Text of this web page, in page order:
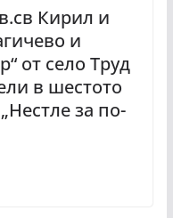
Кирил и
и
от село Труд
в шестото
за по-